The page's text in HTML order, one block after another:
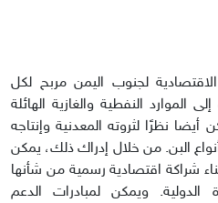
لجنوب اليمن مربح لكل
النفطية والغازية الهائلة
أيضا نظرًا لثروته المعدنية وإنتاجه
البن. من خلال إدراك ذلك، يمكن
شراكة اقتصادية رسمية من شأنها
الدولية. ويمكن لمبادرات الدعم